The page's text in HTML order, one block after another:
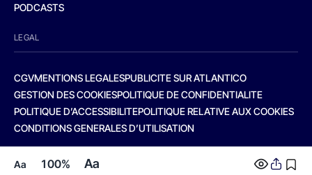
Aa 100% Aa
PODCASTS
LEGAL
CGVMENTIONS LEGALESPUBLICITE SUR ATLANTICO
GESTION DES COOKIESPOLITIQUE DE CONFIDENTIALITE
POLITIQUE D’ACCESSIBILITEPOLITIQUE RELATIVE AUX COOKIES
CONDITIONS GENERALES D’UTILISATION